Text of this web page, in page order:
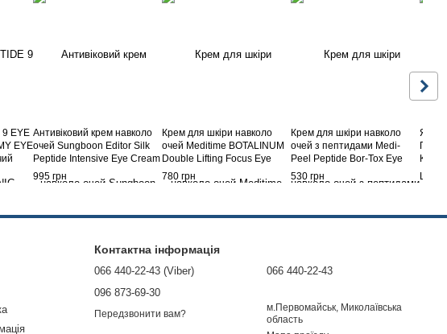
9 EYE
EYE
Антивіковий крем навколо
очей Sungboon Editor Silk
Peptide Intensive Eye Cream
30 мл
995 грн
Крем для шкіри навколо
очей Meditime BOTALINUM
Double Lifting Focus Eye
Cream, 30 мл
780 грн
Крем для шкіри навколо
очей з пептидами Medi-
Peel Peptide Bor-Tox Eye
Cream 40ml
530 грн Ціну
Контактна інформація
066 440-22-43 (Viber)
096 873-69-30
Передзвонити вам?
066 440-22-43
м.Первомайськ, Миколаївська
область